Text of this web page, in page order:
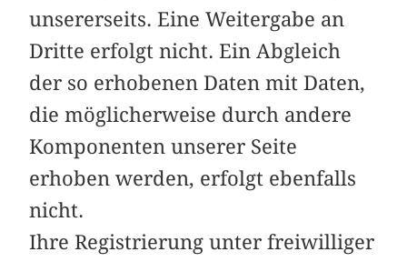
unsererseits. Eine Weitergabe an
Dritte erfolgt nicht. Ein Abgleich
der so erhobenen Daten mit Daten,
die möglicherweise durch andere
Komponenten unserer Seite
erhoben werden, erfolgt ebenfalls
nicht.
Ihre Registrierung unter freiwilliger